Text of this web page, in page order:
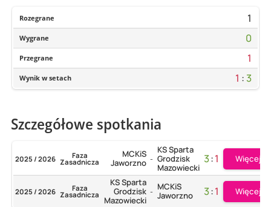
Rozegrane 1
Wygrane 0
Przegrane 1
Wynik w setach 1 : 3
Szczegółowe spotkania
2025 / 2026 Faza
Zasadnicza
MCKiS
Jaworzno -
KS Sparta
Grodzisk
Mazowiecki
3:1 Więcej
2025 / 2026 Faza
Zasadnicza
KS Sparta
Grodzisk
Mazowiecki
- MCKiS
Jaworzno
3:1 Więcej